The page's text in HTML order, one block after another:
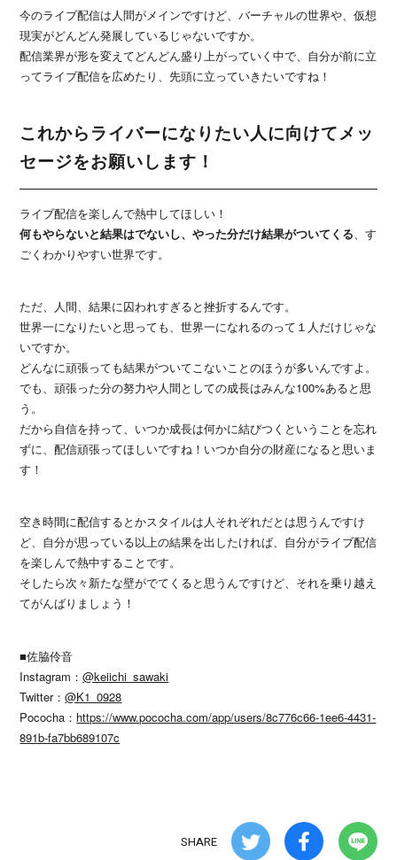
今のライブ配信は人間がメインですけど、バーチャルの世界や、仮想
現実がどんどん発展しているじゃないですか。
配信業界が形を変えてどんどん盛り上がっていく中で、自分が前に立
ってライブ配信を広めたり、先頭に立っていきたいですね！
これからライバーになりたい人に向けてメッ
セージをお願いします！
ライブ配信を楽しんで熱中してほしい！
何もやらないと結果はでないし、やった分だけ結果がついてくる 、す
ごくわかりやすい世界です。
ただ、人間、結果に囚われすぎると挫折するんです。
世界一になりたいと思っても、世界一になれるのって１人だけじゃな
いですか。
どんなに頑張っても結果がついてこないことのほうが多いんですよ。
でも、頑張った分の努力や人間としての成長はみんな100%あると思
う。
だから自信を持って、いつか成長は何かに結びつくということを忘れ
ずに、配信頑張ってほしいですね！いつか自分の財産になると思いま
す！
空き時間に配信するとかスタイルは人それぞれだとは思うんですけ
ど、自分が思っている以上の結果を出したければ、自分がライブ配信
を楽しんで熱中することです。
そしたら次々新たな壁がでてくると思うんですけど、それを乗り越え
てがんばりましょう！
■佐脇伶音
Instagram：@keiichi_sawaki
Twitter：@K1_0928
Pococha： https://www.pococha.com/app/users/8c776c66-1ee6-4431-
891b-fa7bb689107c
SHARE